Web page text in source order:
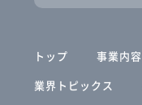
トップ 事業内容
業界トピックス